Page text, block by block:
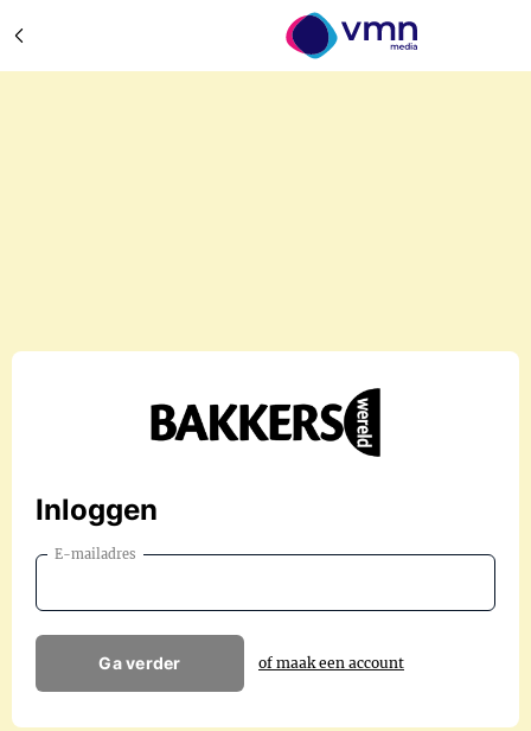
Inloggen
E-mailadres
Ga verder of maak een account